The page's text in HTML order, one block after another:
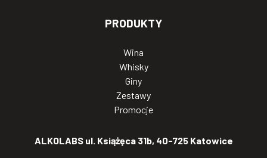
PRODUKTY
Wina
Whisky
Giny
Zestawy
Promocje
ALKOLABS ul. Książęca 31b, 40-725 Katowice